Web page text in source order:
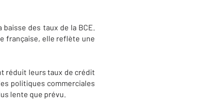
des taux de la BCE.
française, elle reflète une
réduit leurs taux de crédit
politiques commerciales
lente que prévu.